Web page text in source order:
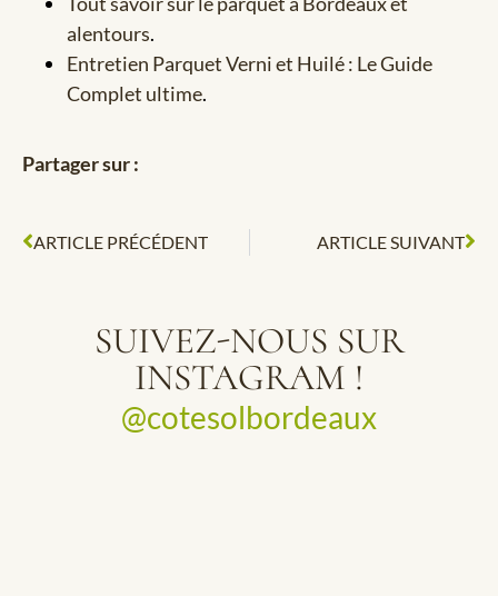
alentours.
Entretien Parquet Verni et Huilé : Le Guide
Complet ultime.
Partager sur :
ARTICLE PRÉCÉDENT ARTICLE SUIVANT
SUIVEZ-NOUS SUR
INSTAGRAM !
@cotesolbordeaux